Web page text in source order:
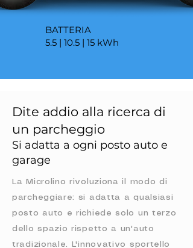
BATTERIA
5.5 | 10.5 | 15 kWh
Dite addio alla ricerca di
un parcheggio
Si adatta a ogni posto auto e
garage
La Microlino rivoluziona il modo di
parcheggiare: si adatta a qualsiasi
posto auto e richiede solo un terzo
dello spazio rispetto a un'auto
tradizionale. L'innovativo sportello